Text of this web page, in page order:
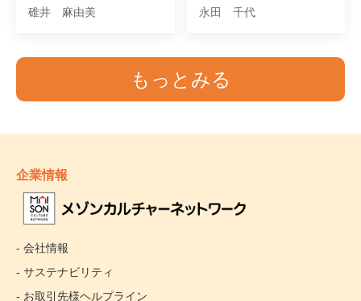
碓井 麻由美 永田 千代
もっとみる
企業情報
- 会社情報
- サステナビリティ
- お取引先様ヘルプライン